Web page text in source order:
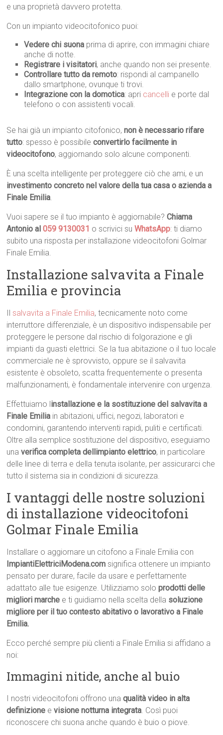
e una proprietà davvero protetta.
Con un impianto videocitofonico puoi:
Vedere chi suona prima di aprire, con immagini chiare
anche di notte.
Registrare i visitatori, anche quando non sei presente.
Controllare tutto da remoto: rispondi al campanello
dallo smartphone, ovunque ti trovi.
Integrazione con la domotica: apri cancelli e porte dal
telefono o con assistenti vocali.
Se hai già un impianto citofonico,non è necessario rifare
tutto: spesso è possibileconvertirlo facilmente in
videocitofono, aggiornando solo alcune componenti.
È una scelta intelligente per proteggere ciò che ami, e un
investimento concreto nel valore della tua casa o azienda a
Finale Emilia.
Vuoi sapere se il tuo impianto è aggiornabile?Chiama
Antonio al059 9130031 o scrivici suWhatsApp: ti diamo
subito una risposta per installazione videocitofoni Golmar
Finale Emilia.
Installazione salvavita a Finale
Emilia e provincia
salvavita a Finale Emilia, tecnicamente noto come
interruttore differenziale, è un dispositivo indispensabile per
proteggere le persone dal rischio di folgorazione e gli
impianti da guasti elettrici. Se la tua abitazione o il tuo locale
commerciale ne è sprovvisto, oppure se il salvavita
esistente è obsoleto, scatta frequentemente o presenta
malfunzionamenti, è fondamentale intervenire con urgenza.
Effettuiamo l installazione e la sostituzione del salvavita a
Finale Emilia in abitazioni, uffici, negozi, laboratori e
condomini, garantendo interventi rapidi, puliti e certificati.
Oltre alla semplice sostituzione del dispositivo, eseguiamo
unaverifica completa dellimpianto elettrico, in particolare
delle linee di terra e della tenuta isolante, per assicurarci che
tutto il sistema sia in condizioni di sicurezza.
I vantaggi delle nostre soluzioni
di installazione videocitofoni
Golmar Finale Emilia
Installare o aggiornare un citofono a Finale Emilia con
ImpiantiElettriciModena.com significa ottenere un impianto
pensato per durare, facile da usare e perfettamente
adattato alle tue esigenze. Utilizziamo soloprodotti delle
migliori marche e ti guidiamo nella scelta della soluzione
migliore per il tuo contesto abitativo o lavorativo a Finale
Emilia.
Ecco perché sempre più clienti a Finale Emilia si affidano a
noi:
Immagini nitide, anche al buio
I nostri videocitofoni offrono unaqualità video in alta
definizione evisione notturna integrata. Così puoi
riconoscere chi suona anche quando è buio o piove.